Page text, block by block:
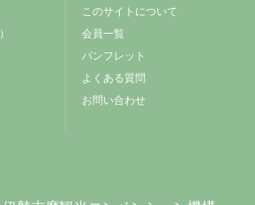
このサイトについて
会員一覧
パンフレット
よくある質問
お問い合わせ